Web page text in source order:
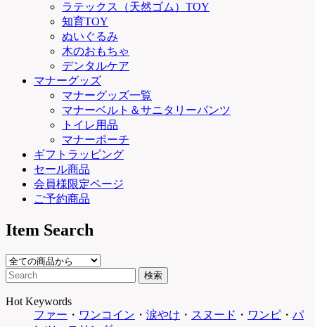
ラテックス（天然ゴム）TOY
知育TOY
ぬいぐるみ
木のおもちゃ
デンタルケア
マナーグッズ
マナーグッズ一覧
マナーベルト＆サニタリーパンツ
トイレ用品
マナーポーチ
ギフトラッピング
セール商品
会員様限定ページ
ご予約商品
Item Search
Hot Keywords
ファー ・ ワンコイン ・ 涙やけ ・ スヌード ・ ワンピ ・ パ